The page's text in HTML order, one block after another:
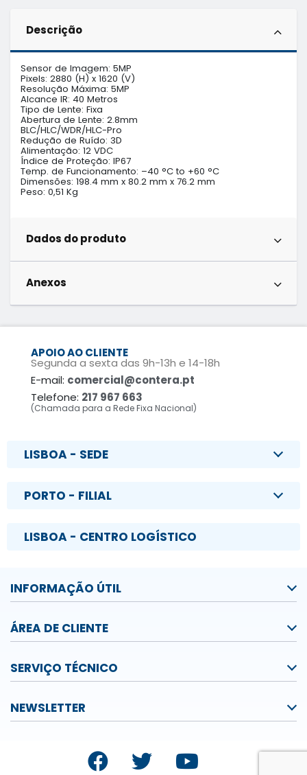
Descrição
Sensor de Imagem: 5MP
Pixels: 2880 (H) x 1620 (V)
Resolução Máxima: 5MP
Alcance IR: 40 Metros
Tipo de Lente: Fixa
Abertura de Lente: 2.8mm
BLC/HLC/WDR/HLC-Pro
Redução de Ruído: 3D
Alimentação: 12 VDC
Índice de Proteção: IP67
Temp. de Funcionamento: –40 °C to +60 °C
Dimensões: 198.4 mm x 80.2 mm x 76.2 mm
Peso: 0,51 Kg
Dados do produto
Anexos
APOIO AO CLIENTE
Segunda a sexta das 9h-13h e 14-18h
E-mail: comercial@contera.pt
Telefone: 217 967 663
(Chamada para a Rede Fixa Nacional)
LISBOA - SEDE
PORTO - FILIAL
LISBOA - CENTRO LOGÍSTICO
INFORMAÇÃO ÚTIL
ÁREA DE CLIENTE
SERVIÇO TÉCNICO
NEWSLETTER